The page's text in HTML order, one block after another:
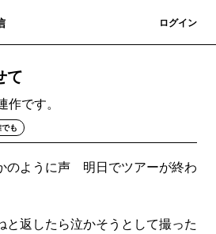
ログイン
て
です。
も
のように声 明日でツアーが終わ
と返したら泣かそうとして撮った